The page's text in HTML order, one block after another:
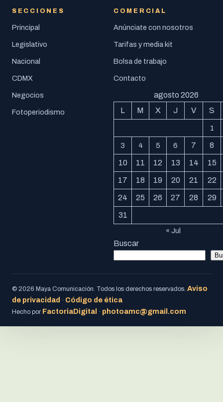
SECCIONES
Principal
Legislativo
Nacional
CDMX
Negocios
Fotoperiodismo
COMERCIAL
Anúnciate con nosotros
Tarifas y media kit
Bolsa de trabajo
Contacto
agosto 2026
L
M X J V S
1
3 4 5 6 7 8
10 11 12 13 14 15
17 18 19 20 21 22
24 25 26 27 28 29
31
« Jul
Buscar
© 2026 Maya Comunicación. Todos los derechos reservados. Aviso
de privacidad · Código de ética
Hecho por FactoriaDigital · photoamc@gmail.com